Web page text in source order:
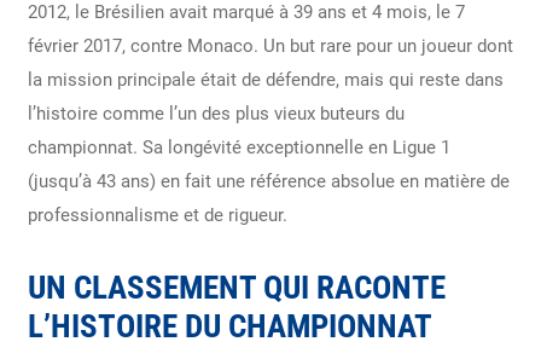
2012, le Brésilien avait marqué à 39 ans et 4 mois, le 7
février 2017, contre Monaco. Un but rare pour un joueur dont
la mission principale était de défendre, mais qui reste dans
l’histoire comme l’un des plus vieux buteurs du
championnat. Sa longévité exceptionnelle en Ligue 1
(jusqu’à 43 ans) en fait une référence absolue en matière de
professionnalisme et de rigueur.
UN CLASSEMENT QUI RACONTE
L’HISTOIRE DU CHAMPIONNAT